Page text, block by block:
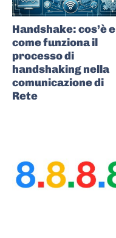
Handshake: cos’è e
come funziona il
processo di
handshaking nella
comunicazione di
Rete